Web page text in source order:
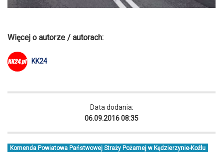
Więcej o autorze / autorach:
KK24
Data dodania:
06.09.2016 08:35
Komenda Powiatowa Państwowej Straży Pożarnej w Kędzierzynie-Koźlu